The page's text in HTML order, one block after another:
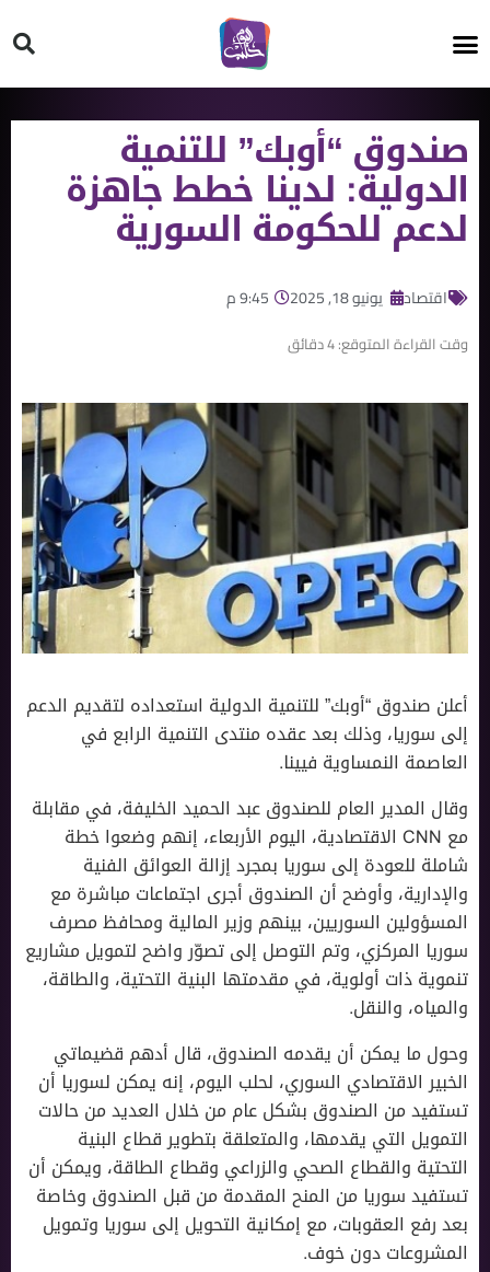
صندوق “أوبك” للتنمية
الدولية: لدينا خطط جاهزة
لدعم للحكومة السورية
اقتصاد يونيو 18, 2025 9:45 م
وقت القراءة المتوقع:4دقائق
أعلن صندوق “أوبك” للتنمية الدولية استعداده لتقديم الدعم
إلى سوريا، وذلك بعد عقده منتدى التنمية الرابع في
العاصمة النمساوية فيينا.
وقال المدير العام للصندوق عبد الحميد الخليفة، في مقابلة
مع CNN الاقتصادية، اليوم الأربعاء، إنهم وضعوا خطة
شاملة للعودة إلى سوريا بمجرد إزالة العوائق الفنية
والإدارية، وأوضح أن الصندوق أجرى اجتماعات مباشرة مع
المسؤولين السوريين، بينهم وزير المالية ومحافظ مصرف
سوريا المركزي، وتم التوصل إلى تصوّر واضح لتمويل مشاريع
تنموية ذات أولوية، في مقدمتها البنية التحتية، والطاقة،
والمياه، والنقل.
وحول ما يمكن أن يقدمه الصندوق، قال أدهم قضيماتي
الخبير الاقتصادي السوري، لحلب اليوم، إنه يمكن لسوريا أن
تستفيد من الصندوق بشكل عام من خلال العديد من حالات
التمويل التي يقدمها، والمتعلقة بتطوير قطاع البنية
التحتية والقطاع الصحي والزراعي وقطاع الطاقة، ويمكن أن
تستفيد سوريا من المنح المقدمة من قبل الصندوق وخاصة
بعد رفع العقوبات، مع إمكانية التحويل إلى سوريا وتمويل
المشروعات دون خوف.